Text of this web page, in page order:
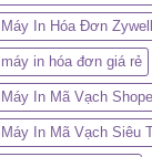
Máy In Hóa Đơn Zywell
máy in hóa đơn giá rẻ
Máy In Mã Vạch
Máy In Mã Vạch Siêu